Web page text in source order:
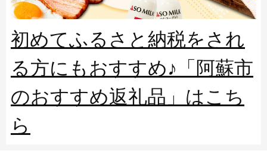
初めてふるさと納税をされ
る方にもおすすめ♪「阿蘇市
のおすすめ返礼品」はこち
ら